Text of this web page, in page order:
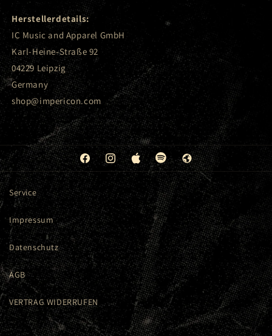
Herstellerdetails:
IC Music and Apparel GmbH
Karl-Heine-Straße 92
04229 Leipzig
Germany
shop@impericon.com
FacebookInstagram
Apple SpotifyWeb
Service
Impressum
Datenschutz
AGB
VERTRAG WIDERRUFEN